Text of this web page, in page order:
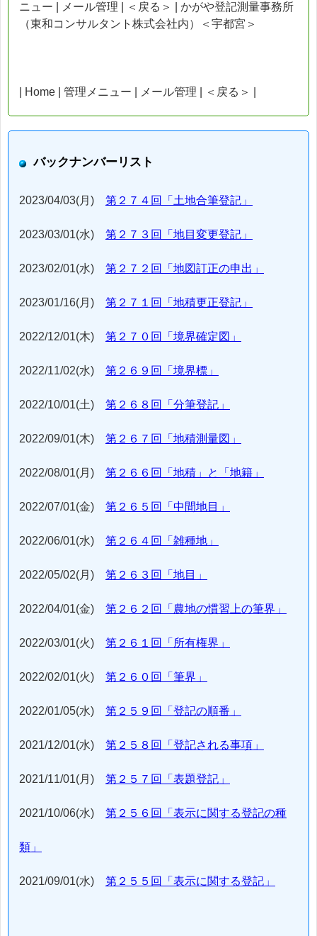
ニュー | メール管理 | ＜戻る＞ | かがや登記測量事務所
（東和コンサルタント株式会社内）＜宇都宮＞
| Home | 管理メニュー | メール管理 | ＜戻る＞ |
バックナンバーリスト
2023/04/03(月) 第２７４回「土地合筆登記」
2023/03/01(水) 第２７３回「地目変更登記」
2023/02/01(水) 第２７２回「地図訂正の申出」
2023/01/16(月) 第２７１回「地積更正登記」
2022/12/01(木) 第２７０回「境界確定図」
2022/11/02(水) 第２６９回「境界標」
2022/10/01(土) 第２６８回「分筆登記」
2022/09/01(木) 第２６７回「地積測量図」
2022/08/01(月) 第２６６回「地積」と「地籍」
2022/07/01(金) 第２６５回「中間地目」
2022/06/01(水) 第２６４回「雑種地」
2022/05/02(月) 第２６３回「地目」
2022/04/01(金) 第２６２回「農地の慣習上の筆界」
2022/03/01(火) 第２６１回「所有権界」
2022/02/01(火) 第２６０回「筆界」
2022/01/05(水) 第２５９回「登記の順番」
2021/12/01(水) 第２５８回「登記される事項」
2021/11/01(月) 第２５７回「表題登記」
2021/10/06(水) 第２５６回「表示に関する登記の種
類」
2021/09/01(水) 第２５５回「表示に関する登記」